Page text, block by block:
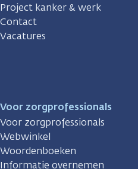
Project kanker & werk
Contact
Vacatures
Voor zorgprofessionals
Voor zorgprofessionals
Webwinkel
Woordenboeken
Informatie overnemen